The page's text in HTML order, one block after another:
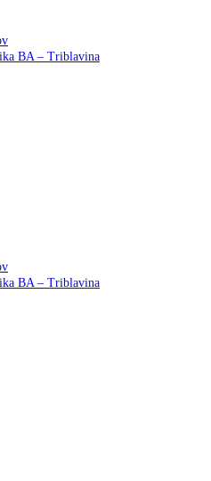
BA – Triblavina
BA – Triblavina